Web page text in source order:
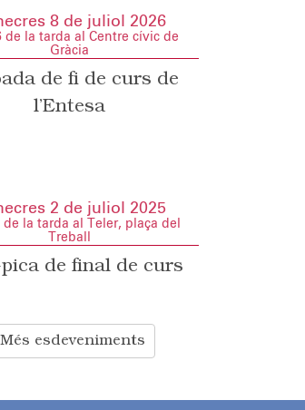
8 de juliol 2026
de la tarda al Centre cívic de
Gràcia
de fi de curs de
l’Entesa
2 de juliol 2025
de la tarda al Teler, plaça del
Treball
de final de curs
Més esdeveniments